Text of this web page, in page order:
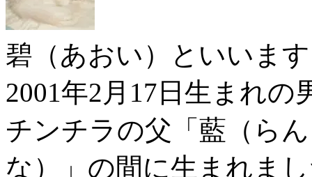
碧（あおい）といいま
2001年2月17日生まれの
チンチラの父「藍（ら
な）」の間に生まれま